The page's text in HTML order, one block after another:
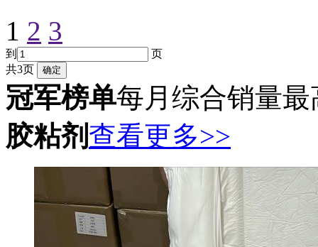
1 2 3
到
页
共3页
冠军榜单每月综合销量最
胶粘剂 查看更多>>